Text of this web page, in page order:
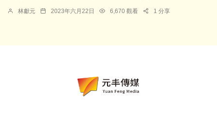
林獻元 2023年六月22日 6,670 觀看 1 分享